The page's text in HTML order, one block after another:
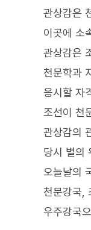
관상감은
이곳에 소
관상감은
천문학과
응시할 자
조선이 천
관상감의
당시 별의
오늘날의
천문강국,
우주강국